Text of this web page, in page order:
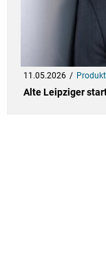
11.05.2026
Alte Leipziger